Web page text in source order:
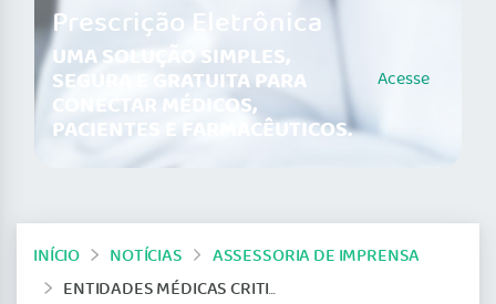
Prescrição Eletrônica
UMA SOLUÇÃO SIMPLES,
SEGURA E GRATUITA PARA
CONECTAR MÉDICOS,
PACIENTES E FARMACÊUTICOS.
Acesse
INÍCIO NOTÍCIAS
ASSESSORIA DE IMPRENSA
ENTIDADES MÉDICAS CRITICAM PROJETO QUE CRIA SERVIÇO OBRIGATÓRIO PARA RECÉM-FORMADOS